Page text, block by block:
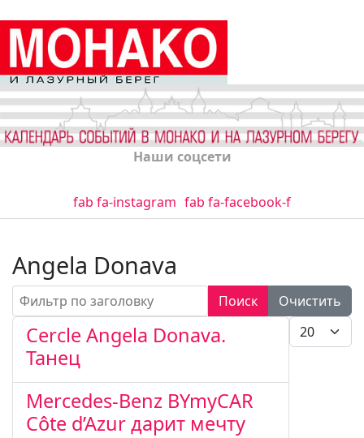
Наши соцсети
fab fa-instagram fab fa-facebook-f
Angela Donava
Фильтр по заголовку Поиск
Очистить
Кол-во
Cercle Angela Donava.
Танец
Mercedes-Benz BYmyCAR
Côte d’Azur дарит мечту